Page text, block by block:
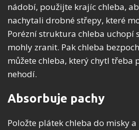
nádobí, použijte krajíc chleba,
nachytali drobné střepy, které
Porézní struktura chleba uchopí
mohly zranit. Pak chleba
můžete chleba, který chytl třeba
nehodí.
Absorbuje pachy
Položte plátek chleba do misky